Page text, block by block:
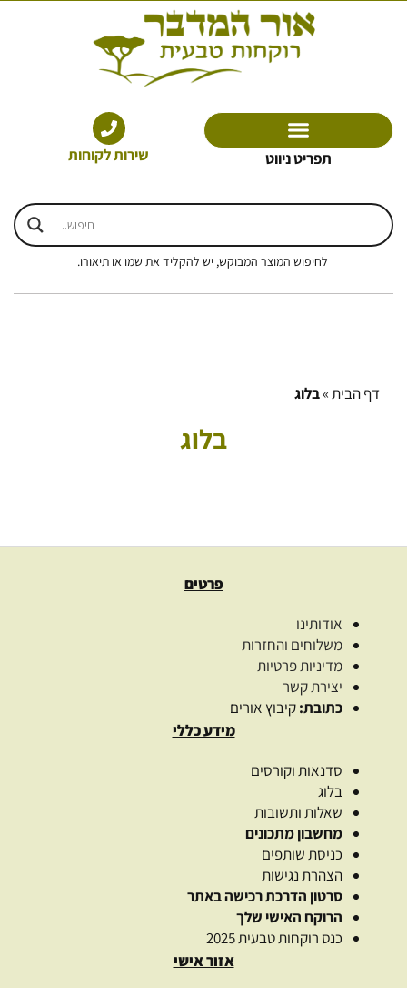
תפריט ניווט שירות לקוחות
לחיפוש המוצר המבוקש, יש להקליד את שמו או תיאורו.
דף הבית»בלוג
בלוג
פרטים
אודותינו
משלוחים והחזרות
מדיניות פרטיות
יצירת קשר
כתובת:קיבוץ אורים
מידע כללי
סדנאות וקורסים
בלוג
שאלות ותשובות
מחשבון מתכונים
כניסת שותפים
הצהרת נגישות
סרטון הדרכת רכישה באתר
הרוקח האישי שלך
כנס רוקחות טבעית 2025
אזור אישי